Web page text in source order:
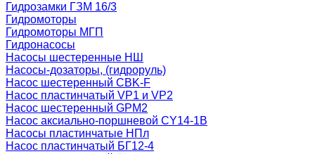
Гидрозамки ГЗМ 16/3
Гидромоторы
Гидромоторы МГП
Гидронасосы
Насосы шестеренные НШ
Насосы-дозаторы, (гидроруль)
Насос шестеренный CBK-F
Насос пластинчатый VP1 и VP2
Насос шестеренный GPM2
Насос аксиально-поршневой CY14-1B
Насосы пластинчатые НПл
Насос пластинчатый БГ12-4